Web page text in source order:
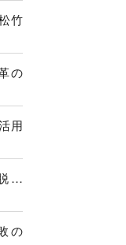
竹
の
用
…
の